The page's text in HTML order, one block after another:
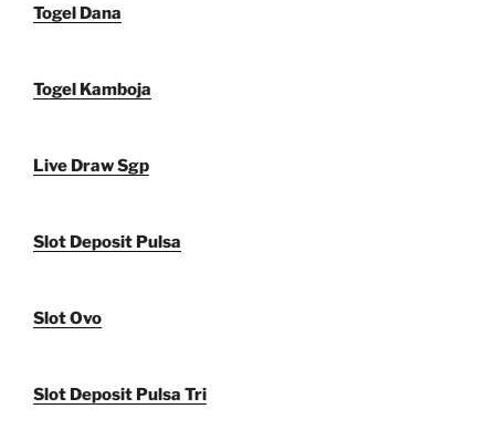
Togel Dana
Togel Kamboja
Live Draw Sgp
Slot Deposit Pulsa
Slot Ovo
Slot Deposit Pulsa Tri